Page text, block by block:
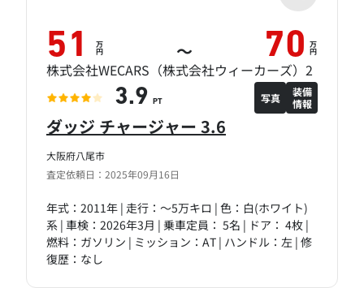
大阪府八尾市
査定依頼日：2025年09月16日
ダッジ チャージャー 3.6
年式：2011年 | 走行：～5万キロ | 色：白(ホワイト)
系 | 車検：2026年3月 | 乗車定員： 5名 | ドア： 4枚 |
燃料：ガソリン | ミッション：AT | ハンドル：左 | 修
復歴：なし
51 万
円 ～ 70 万
円
株式会社WECARS（株式会社ウィーカーズ）2
3.9 PT 写真
装備
情報